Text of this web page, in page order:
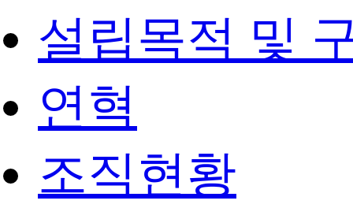
설립목적 및
연혁
조직현황